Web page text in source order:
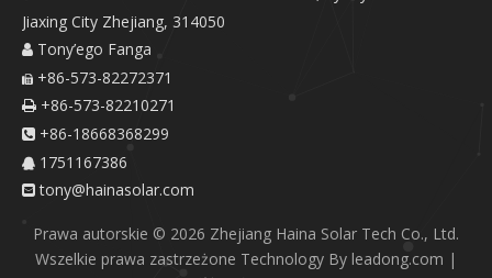
Jiaxing City Zhejiang, 314050
 Tony’ego Fanga
 +86-573-82272371
 +86-573-82210271
 +86-18668368299
 1751167386
 tony@hainasolar.com
Prawa autorskie © 2026 Zhejiang Haina Solar Tech Co., Ltd.
Wszelkie prawa zastrzeżone Technology By leadong.com |